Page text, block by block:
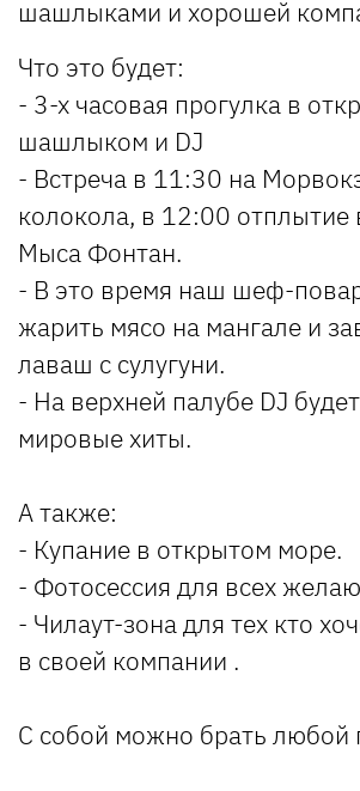
шашлыками и хорошей
Что это будет:
- 3-х часовая прогулка в
шашлыком и DJ
- Встреча в 11:30 на
колокола, в 12:00 отплытие
Мыса Фонтан.
- В это время наш шеф-
жарить мясо на мангале и
лаваш с сулугуни.
- На верхней палубе DJ
мировые хиты.
А также:
- Купание в открытом море.
- Фотосессия для всех
- Чилаут-зона для тех кто
в своей компании .
С собой можно брать любой